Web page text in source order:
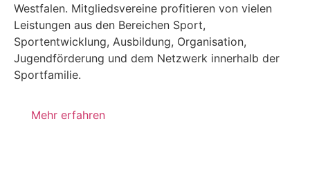
Westfalen. Mitgliedsvereine profitieren von vielen
Leistungen aus den Bereichen Sport,
Sportentwicklung, Ausbildung, Organisation,
Jugendförderung und dem Netzwerk innerhalb der
Sportfamilie.
Mehr erfahren